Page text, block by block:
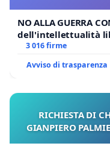
NO ALLA GUERRA
dell'intellettualità
3 016 firme
Avviso di trasparenza
RICHIESTA DI
GIANPIERO